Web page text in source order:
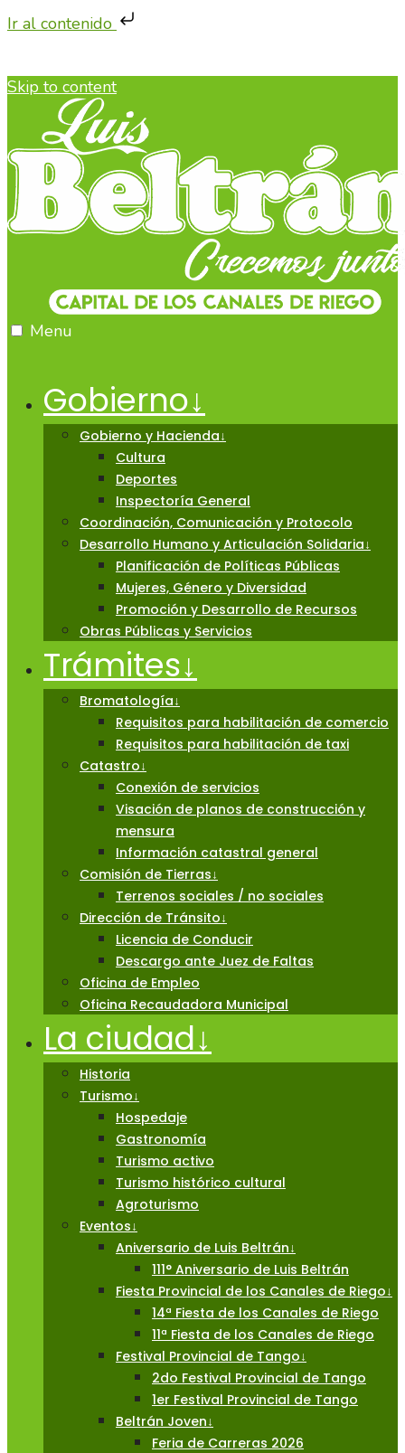
Ir al contenido
Skip to content
Menu
Gobierno↓
Gobierno y Hacienda↓
Cultura
Deportes
Inspectoría General
Coordinación, Comunicación y Protocolo
Desarrollo Humano y Articulación Solidaria↓
Planificación de Políticas Públicas
Mujeres, Género y Diversidad
Promoción y Desarrollo de Recursos
Obras Públicas y Servicios
Trámites↓
Bromatología↓
Requisitos para habilitación de comercio
Requisitos para habilitación de taxi
Catastro↓
Conexión de servicios
Visación de planos de construcción y
mensura
Información catastral general
Comisión de Tierras↓
Terrenos sociales / no sociales
Dirección de Tránsito↓
Licencia de Conducir
Descargo ante Juez de Faltas
Oficina de Empleo
Oficina Recaudadora Municipal
La ciudad↓
Historia
Turismo↓
Hospedaje
Gastronomía
Turismo activo
Turismo histórico cultural
Agroturismo
Eventos↓
Aniversario de Luis Beltrán↓
111° Aniversario de Luis Beltrán
Fiesta Provincial de los Canales de Riego↓
14ª Fiesta de los Canales de Riego
11ª Fiesta de los Canales de Riego
Festival Provincial de Tango↓
2do Festival Provincial de Tango
1er Festival Provincial de Tango
Beltrán Joven↓
Feria de Carreras 2026